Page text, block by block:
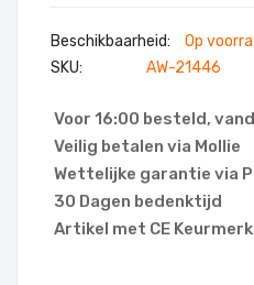
de
afbeeldingen-
van
de
gallerij
Op
SKU
AW-21446
Voor 16:00 besteld,
Veilig betalen via Mollie
Wettelijke garantie via
30 Dagen bedenktijd
Artikel met CE Keurmerk